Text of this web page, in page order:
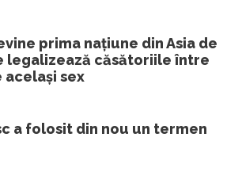
prima națiune din Asia de
legalizează căsătoriile între
același sex
a folosit din nou un termen